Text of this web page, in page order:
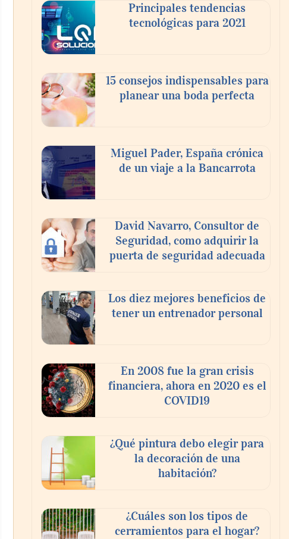
Principales tendencias
tecnológicas para 2021
15 consejos indispensables para
planear una boda perfecta
Miguel Pader, España crónica
de un viaje a la Bancarrota
David Navarro, Consultor de
Seguridad, como adquirir la
puerta de seguridad adecuada
Los diez mejores beneficios de
tener un entrenador personal
En 2008 fue la gran crisis
financiera, ahora en 2020 es el
COVID19
¿Qué pintura debo elegir para
la decoración de una
habitación?
¿Cuáles son los tipos de
cerramientos para el hogar?